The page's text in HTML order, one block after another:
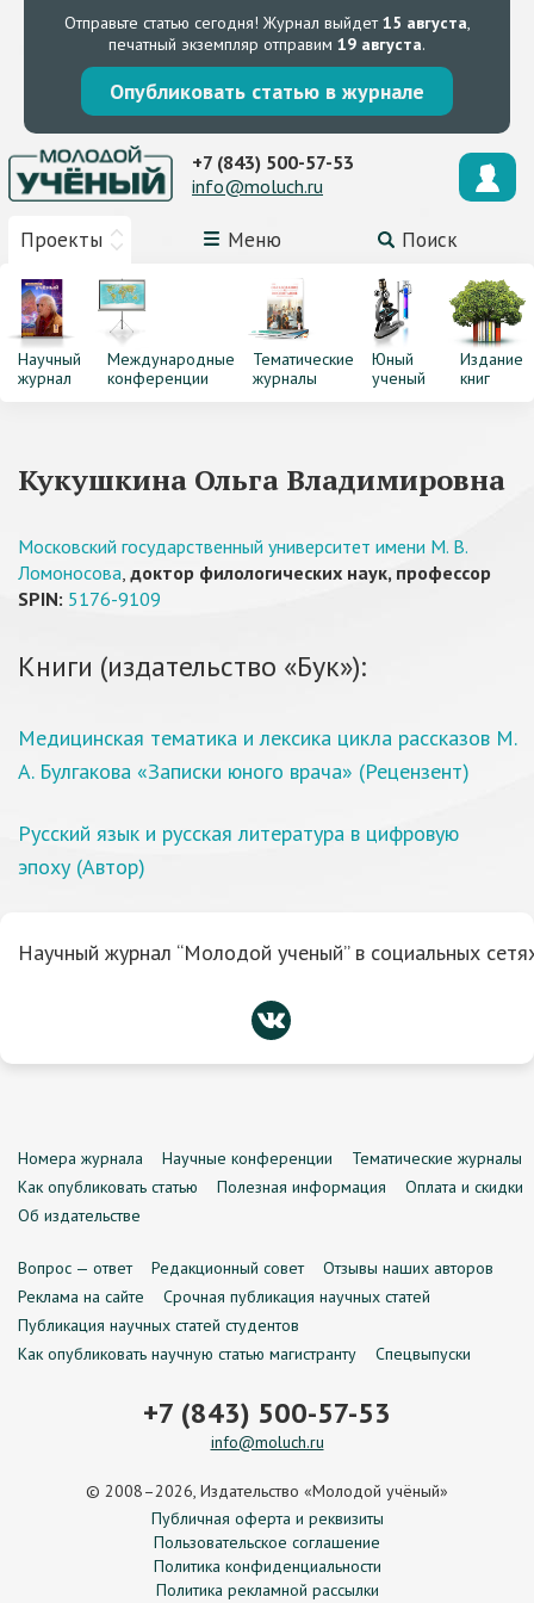
Отправьте статью сегодня! Журнал выйдет15 августа,
печатный экземпляр отправим 19 августа.
Опубликовать статью в журнале
Проекты Меню Поиск
+7 (843) 500-57-53
info@moluch.ru
Научный
журнал
Международные
конференции
Тематические
журналы
Юный
ученый
Издание
книг
Кукушкина Ольга Владимировна
Московский государственный университет имени М. В.
Ломоносова, доктор филологических наук, профессор
SPIN: 5176-9109
Книги (издательство «Бук»):
Медицинская тематика и лексика цикла рассказов М.
А. Булгакова «Записки юного врача» (Рецензент)
Русский язык и русская литература в цифровую
эпоху (Автор)
Научный журнал “Молодой ученый” в социальных
Номера журнала Научные конференции
Тематические журналы
Как опубликовать статью
Полезная информация
Оплата и скидки
Об издательстве
Вопрос — ответ Редакционный совет
Отзывы наших авторов
Реклама на сайте
Срочная публикация научных статей
Публикация научных статей студентов
Как опубликовать научную статью магистранту
Спецвыпуски
+7 (843) 500-57-53
info@moluch.ru
© 2008–2026, Издательство «Молодой учёный»
Публичная оферта и реквизиты
Пользовательское соглашение
Политика конфиденциальности
Политика рекламной рассылки